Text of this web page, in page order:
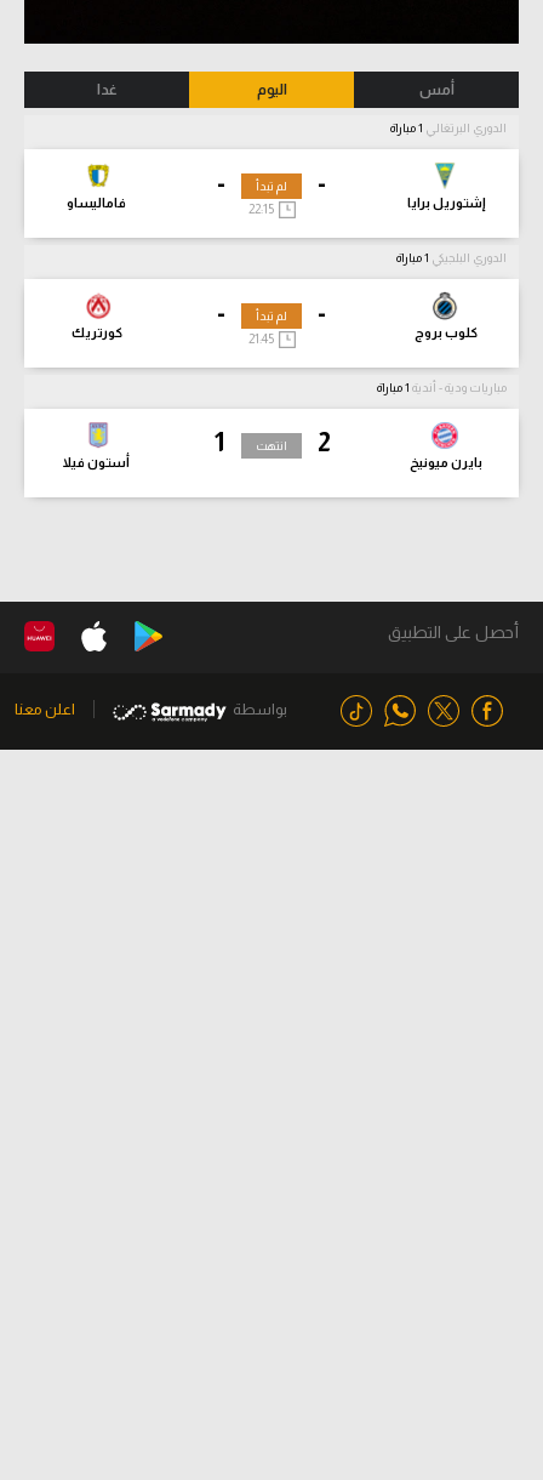
أمس اليوم غدا
الدوري البرتغالي
-
إشتوريل برايا
-
فاماليساو
لم تبدأ
22:15
الدوري البلجيكي
-
كلوب بروج
-
كورتريك
لم تبدأ
21:45
مباريات ودية - أندية
2
بايرن ميونيخ
1
أستون فيلا
انتهت
أحصل على التطبيق
بواسطة اعلن معنا